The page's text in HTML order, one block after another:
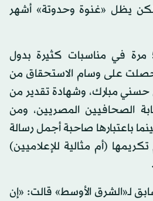
يظل «غنوة وحدوتة» أشهر
كرمت أبله فضيلة 52 مرة في مناسبات كثيرة بدول
حصلت على وسام الاستحقاق من
حسني مبارك، وشهادة تقدير من
الصحافيين المصريين، ومن
باعتبارها صاحبة أجمل رسالة
(أم مثالية للإعلاميين)
لـ«الشرق الأوسط» قالت: «إن